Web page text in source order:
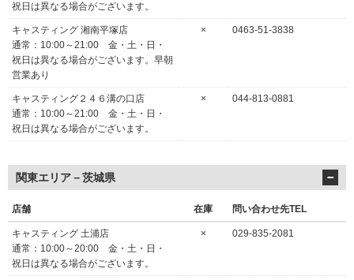
祝日は異なる場合がございます。
キャスティング 湘南平塚店
通常：10:00～21:00 金・土・日・
祝日は異なる場合がございます。早朝
営業あり
× 0463-51-3838
キャスティング２４６溝の口店
通常：10:00～21:00 金・土・日・
祝日は異なる場合がございます。
× 044-813-0881
関東エリア－茨城県
店舗 在庫 問い合わせ先TEL
キャスティング 土浦店
通常：10:00～20:00 金・土・日・
祝日は異なる場合がございます。
× 029-835-2081